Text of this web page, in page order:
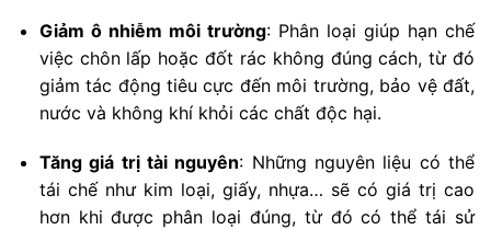
Giảm ô nhiễm môi trường: Phân loại giúp hạn chế
việc chôn lấp hoặc đốt rác không đúng cách, từ đó
giảm tác động tiêu cực đến môi trường, bảo vệ đất,
nước và không khí khỏi các chất độc hại.
Tăng giá trị tài nguyên: Những nguyên liệu có thể
tái chế như kim loại, giấy, nhựa… sẽ có giá trị cao
hơn khi được phân loại đúng, từ đó có thể tái sử